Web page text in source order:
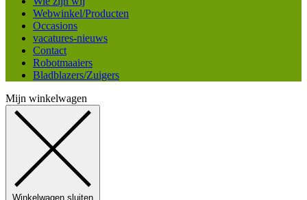
Webwinkel/Producten
Occasions
vacatures-nieuws
Contact
Robotmaaiers
Bladblazers/Zuigers
Mijn winkelwagen
Winkelwagen sluiten